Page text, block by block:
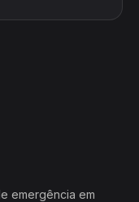
emergência em